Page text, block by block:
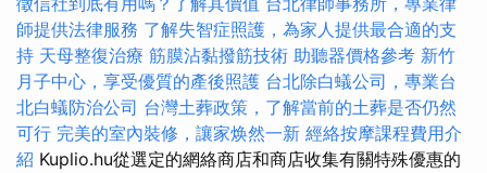
師提供法律服務 了解失智症照護，為家人提供最合適的支
持 天母整復治療 筋膜沾黏撥筋技術 助聽器價格參考 新竹
月子中心，享受優質的產後照護 台北除白蟻公司，專業台
北白蟻防治公司 台灣土葬政策，了解當前的土葬是否仍然
可行 完美的室內裝修，讓家焕然一新 經絡按摩課程費用介
紹 Kuplio.hu從選定的網絡商店和商店收集有關特殊優惠的